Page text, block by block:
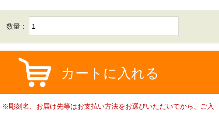
数量：
カートに入れる
※彫刻名、お届け先等はお支払い方法をお選びいただいてから、ご入